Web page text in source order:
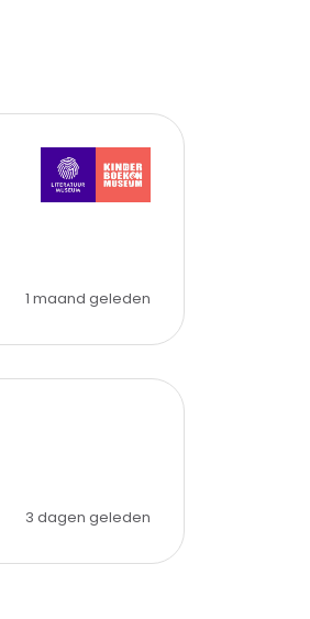
1 maand geleden
3 dagen geleden